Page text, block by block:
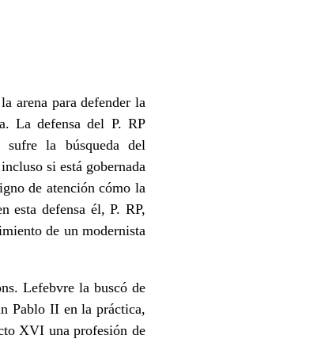
arena para defender la
La defensa del P. RP
la búsqueda del
si está gobernada
de atención cómo la
esta defensa él, P. RP,
de un modernista
Lefebvre la buscó de
Pablo II en la práctica,
XVI una profesión de